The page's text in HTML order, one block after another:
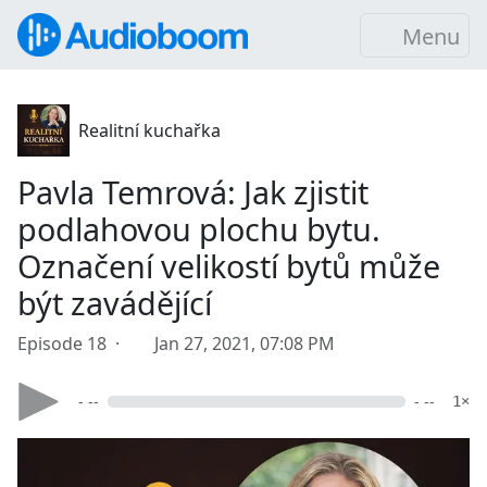
Menu
Realitní kuchařka
Pavla Temrová: Jak zjistit
podlahovou plochu bytu.
Označení velikostí bytů může
být zavádějící
Episode 18 · Jan 27, 2021, 07:08 PM
- -- - -- 1×